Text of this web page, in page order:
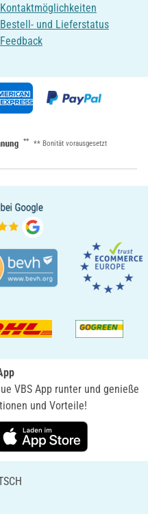
Kontaktmöglichkeiten
Bestell- und Lieferstatus
Feedback
** ** Bonität vorausgesetzt
VBS App runter und genieße
und Vorteile!